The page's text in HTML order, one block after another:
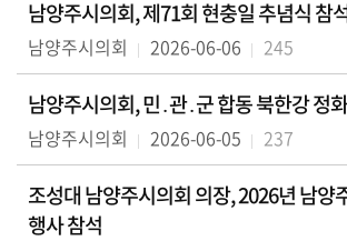
남양주시의회, 제71회 현충일 추념식 참
남양주시의회 2026-06-06 245
남양주시의회, 민․관․군 합동 북한강 정
남양주시의회 2026-06-05 237
조성대 남양주시의회 의장, 2026년 남양
행사 참석